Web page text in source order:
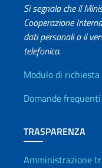
Si segnala che il
Cooperazione
dati personali o il
telefonica.
Info utili
Modulo di
Domande frequenti
TRASPARENZA
Amministrazione